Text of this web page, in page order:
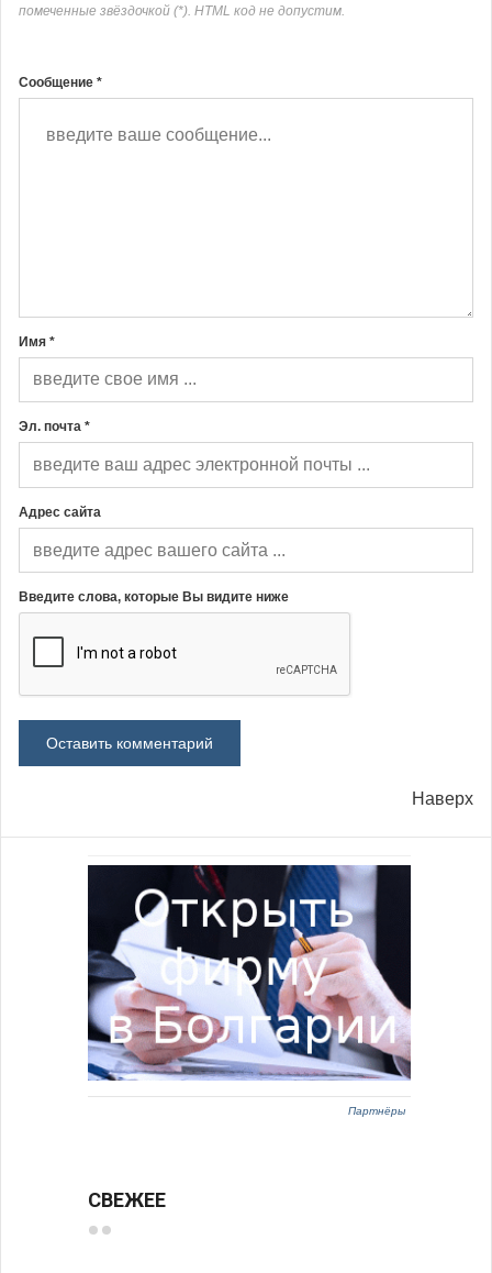
помеченные звёздочкой (*). HTML код не допустим.
Сообщение *
Имя *
Эл. почта *
Адрес сайта
Введите слова, которые Вы видите ниже
Наверх
Партнёры
СВЕЖЕЕ